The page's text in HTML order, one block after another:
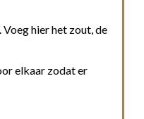
hier het zout, de
elkaar zodat er